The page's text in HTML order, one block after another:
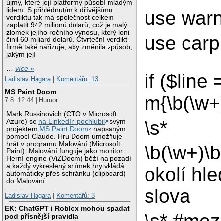
újmy, které její platformy působí mladým
lidem. S přihlédnutím k dřívějšímu
verdiktu tak má společnost celkem
zaplatit 942 milionů dolarů, což je malý
zlomek jejího ročního výnosu, který loni
činil 60 miliard dolarů. Čtvrteční verdikt
firmě také nařizuje, aby změnila způsob,
jakým její
…více »
Ladislav Hagara
Komentářů: 13
MS Paint Doom
7.8. 12:44 | Humor
Mark Russinovich (CTO v Microsoft
Azure) se na LinkedIn pochlubil
svým
projektem MS Paint Doom
napsaným
pomocí Claude. Hru Doom umožňuje
hrát v programu Malování (Microsoft
Paint). Malování funguje jako monitor.
Herní engine (ViZDoom) běží na pozadí
a každý vykreslený snímek hry vkládá
automaticky přes schránku (clipboard)
do Malování.
Ladislav Hagara
Komentářů: 3
EK: ChatGPT i Roblox mohou spadat
pod přísnější pravidla
use
use
if ($line
\s*
okolí
slova